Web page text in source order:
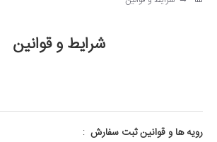
شرایط و قوانین
رویه ها و قوانین ثبت سفارش :